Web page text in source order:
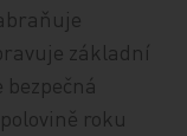
základní
roku